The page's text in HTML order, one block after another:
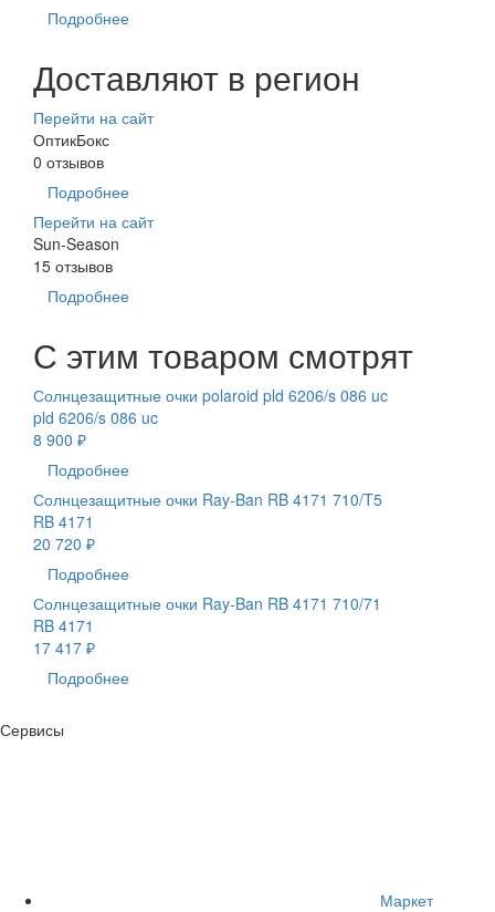
Подробнее
Доставляют в регион
Перейти на сайт
ОптикБокс
0 отзывов
Подробнее
Перейти на сайт
Sun-Season
15 отзывов
Подробнее
С этим товаром смотрят
Солнцезащитные очки polaroid pld 6206/s 086 uc
pld 6206/s 086 uc
8 900 ₽
Подробнее
Солнцезащитные очки Ray-Ban RB 4171 710/T5
RB 4171
20 720 ₽
Подробнее
Солнцезащитные очки Ray-Ban RB 4171 710/71
RB 4171
17 417 ₽
Подробнее
Сервисы
Маркет